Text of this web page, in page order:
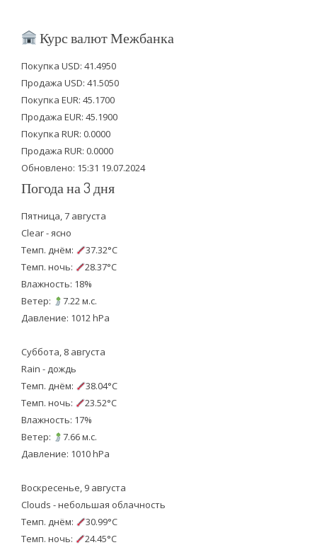
i
t
e
r
c
b
o
o
k
u
u
b
e
Курс валют Межбанка
Покупка USD: 41.4950
Продажа USD: 41.5050
Покупка EUR: 45.1700
Продажа EUR: 45.1900
Покупка RUR: 0.0000
Продажа RUR: 0.0000
Обновлено: 15:31 19.07.2024
Погода на 3 дня
Пятница, 7 августа
Clear - ясно
Темп. днём:
37.32°C
Темп. ночь:
28.37°C
Влажность: 18%
Ветер:
7.22 м.с.
Давление: 1012 hPa
Суббота, 8 августа
Rain - дождь
Темп. днём:
38.04°C
Темп. ночь:
23.52°C
Влажность: 17%
Ветер:
7.66 м.с.
Давление: 1010 hPa
Воскресенье, 9 августа
Clouds - небольшая облачность
Темп. днём:
30.99°C
Темп. ночь:
24.45°C